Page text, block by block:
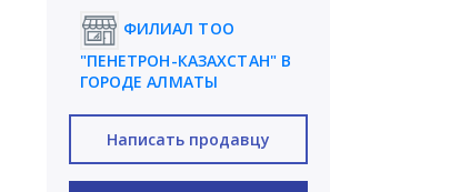
ФИЛИАЛ ТОО
"ПЕНЕТРОН-КАЗАХСТАН" В
ГОРОДЕ АЛМАТЫ
Написать продавцу